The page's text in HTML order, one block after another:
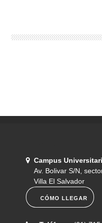
Campus
Av. Bolivar S/N,
Villa El Salvador
CÓMO LLEGAR